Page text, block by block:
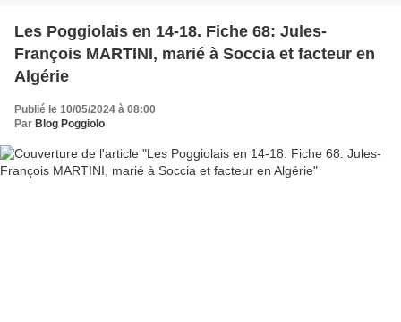
Les Poggiolais en 14-18. Fiche 68: Jules-
François MARTINI, marié à Soccia et facteur en
Algérie
Publié le 10/05/2024 à 08:00
Par Blog Poggiolo